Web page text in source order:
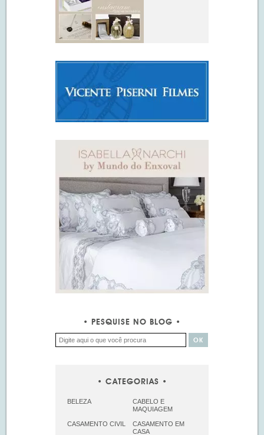
PESQUISE NO BLOG
CATEGORIAS
BELEZA
CABELO E
MAQUIAGEM
CASAMENTO CIVIL
CASAMENTO EM
CASA